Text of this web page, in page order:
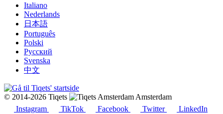
Italiano
Nederlands
日本語
Português
Polski
Русский
Svenska
中文
© 2014-2026 Tiqets
Amsterdam
Instagram
TikTok Facebook Twitter LinkedIn